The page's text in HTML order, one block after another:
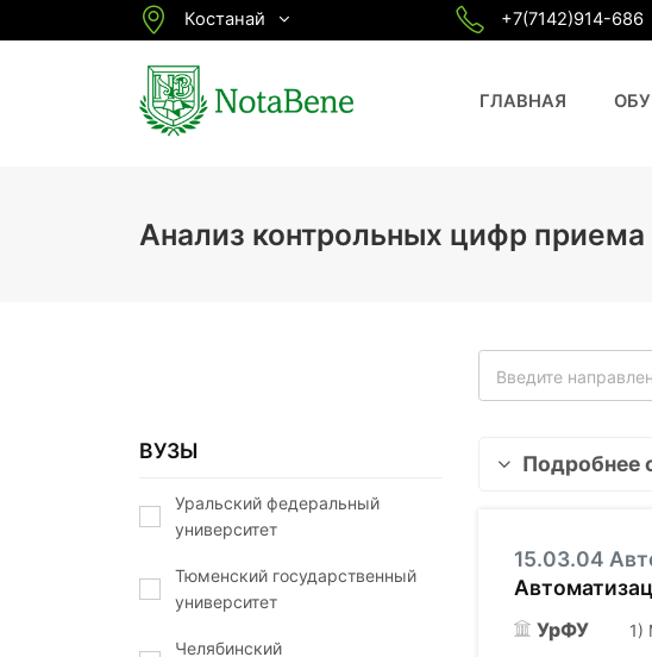
Костанай +7(7142)914-686
ГЛАВНАЯ
Анализ контрольных цифр приема
ВУЗЫ
Уральский федеральный
университет
Тюменский государственный
университет
Челябинский
Подробнее
15.03.04
УрФУ 1)